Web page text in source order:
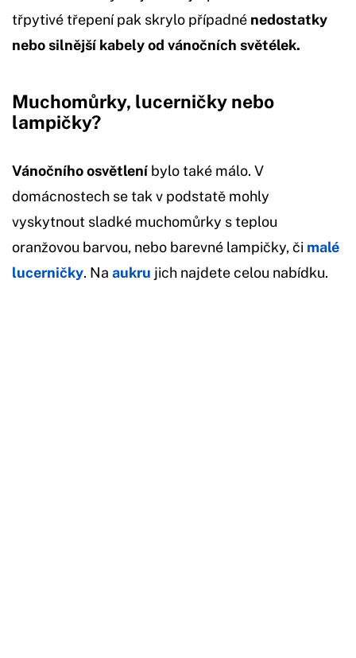
třpytivé třepení pak skrylo případné nedostatky
nebo silnější kabely od vánočních světélek.
Muchomůrky, lucerničky nebo
lampičky?
Vánočního osvětlení bylo také málo. V
domácnostech se tak v podstatě mohly
vyskytnout sladké muchomůrky s teplou
oranžovou barvou, nebo barevné lampičky, či malé
lucerničky. Na aukru jich najdete celou nabídku.